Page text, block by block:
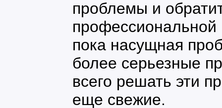
проблемы и
пока насущная
более серьезные
всего решать эти
еще свежие.